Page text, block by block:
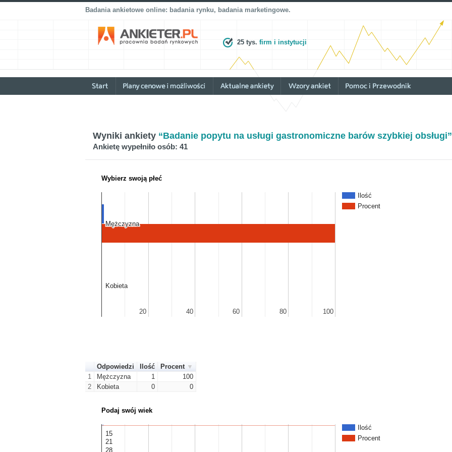
Badania ankietowe online: badania rynku, badania marketingowe.
25 tys. firm i instytucji
Wyniki ankiety “Badanie popytu na usługi gastronomiczne barów szybkiej obsługi”
Ankietę wypełniło osób: 41
Wybierz swoją płeć
Ilość
Procent
20
20 40
40 60
60 80
80 100
100
Mężczyzna
Mężczyzna
Kobieta
Kobieta
Odpowiedzi Ilość
Procent
1
Mężczyzna 1
100
2
Kobieta 0 0
Podaj swój wiek
Ilość
Procent
15
15
21
21
28
28